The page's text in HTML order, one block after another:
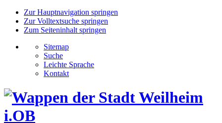
Zur Hauptnavigation springen
Zur Volltextsuche springen
Zum Seiteninhalt springen
Sitemap
Suche
Leichte Sprache
Kontakt